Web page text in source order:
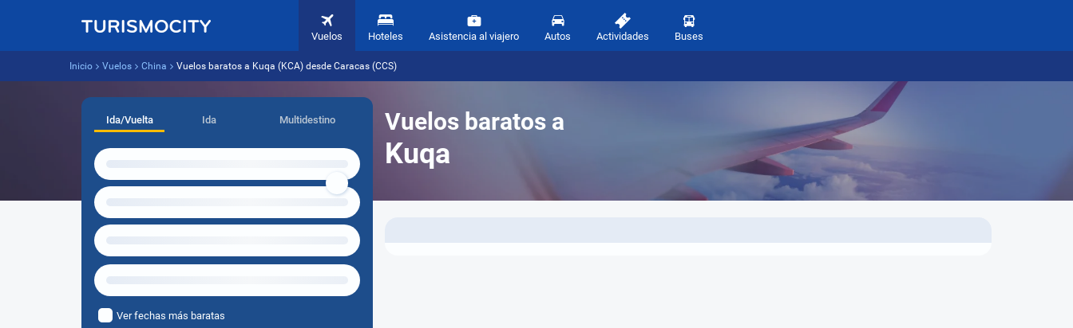
Vuelos Hoteles Asistencia al viajero Autos Actividades Buses
Inicio Vuelos China Vuelos baratos a Kuqa (KCA) desde Caracas (CCS)
Vuelos baratos a
Kuqa
Ida/Vuelta Ida Multidestino
Ver fechas más baratas